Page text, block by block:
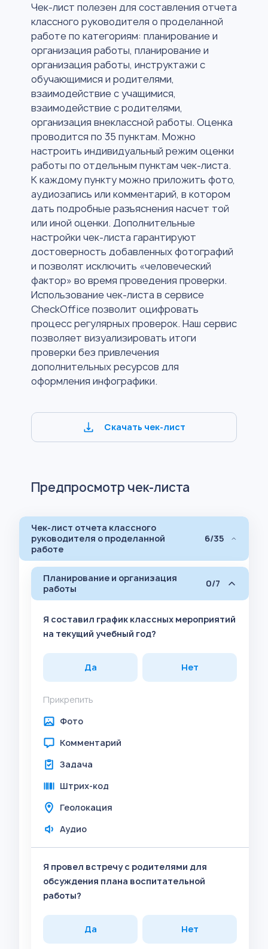
Чек-лист полезен для составления отчета
классного руководителя о проделанной
работе по категориям: планирование и
организация работы, планирование и
организация работы, инструктажи с
обучающимися и родителями,
взаимодействие с учащимися,
взаимодействие с родителями,
организация внеклассной работы. Оценка
проводится по 35 пунктам. Можно
настроить индивидуальный режим оценки
работы по отдельным пунктам чек-листа.
К каждому пункту можно приложить фото,
аудиозапись или комментарий, в котором
дать подробные разъяснения насчет той
или иной оценки. Дополнительные
настройки чек-листа гарантируют
достоверность добавленных фотографий
и позволят исключить «человеческий
фактор» во время проведения проверки.
Использование чек-листа в сервисе
CheckOffice позволит оцифровать
процесс регулярных проверок. Наш сервис
позволяет визуализировать итоги
проверки без привлечения
дополнительных ресурсов для
оформления инфографики.
Скачать чек-лист
Предпросмотр чек-листа
Чек-лист отчета классного
руководителя о проделанной
работе
6/35
Планирование и организация
работы
0/7
Я составил график классных мероприятий
на текущий учебный год?
Да Нет
Прикрепить
Фото
Комментарий
Задача
Штрих-код
Геолокация
Аудио
Я провел встречу с родителями для
обсуждения плана воспитательной
работы?
Да Нет